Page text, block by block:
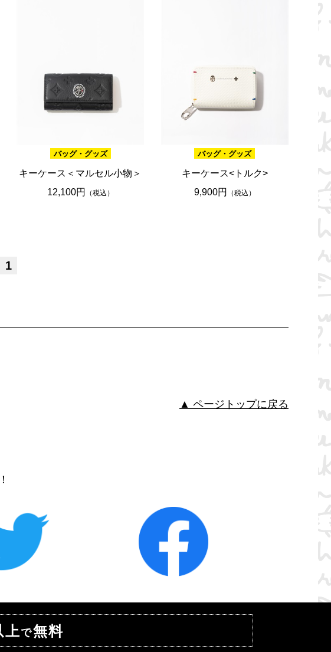
バッグ・グッズ
キーケース＜マルセル小物＞
12,100円
（税込）
バッグ・グッズ
キーケース<トルク>
9,900円
（税込）
1
▲ ページトップに戻る
上で無料